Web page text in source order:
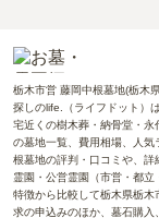
栃木市営 藤岡中根墓地(栃木
探しのlife.（ライフドット）
宅近くの樹木葬・納骨堂・永
の墓地一覧、費用相場、人
根墓地の評判・口コミや、
霊園・公営霊園（市営・都
特徴から比較して栃木県栃
求の申込みのほか、墓石購